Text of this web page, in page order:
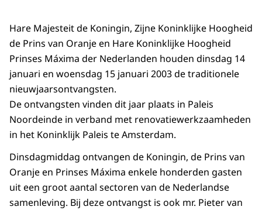
Hare Majesteit de Koningin, Zijne Koninklijke Hoogheid
de Prins van Oranje en Hare Koninklijke Hoogheid
Prinses Máxima der Nederlanden houden dinsdag 14
januari en woensdag 15 januari 2003 de traditionele
nieuwjaarsontvangsten.
De ontvangsten vinden dit jaar plaats in Paleis
Noordeinde in verband met renovatiewerkzaamheden
in het Koninklijk Paleis te Amsterdam.
Dinsdagmiddag ontvangen de Koningin, de Prins van
Oranje en Prinses Máxima enkele honderden gasten
uit een groot aantal sectoren van de Nederlandse
samenleving. Bij deze ontvangst is ook mr. Pieter van